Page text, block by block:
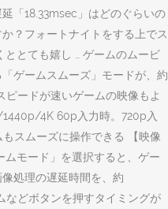
延「18.33msec」はどのぐらいの
？フォートナイトをする上でス
ととても嬉し … ゲームのムービ
ゲームスムーズ」モードが、約
ードが速いゲームの映像もよ
4K 60p入力時。720p入
スムーズに操作できる 【映像
モード」を選択すると、ゲー
処理の遅延時間を、約
どボタンを押すタイミングが